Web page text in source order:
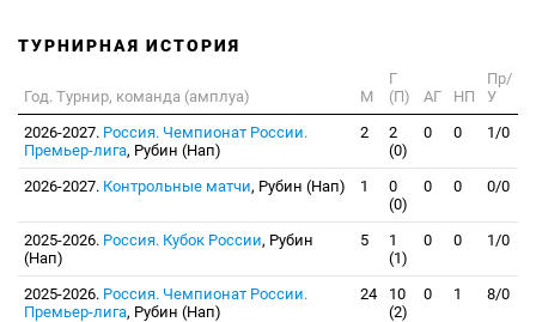
ТУРНИРНАЯ ИСТОРИЯ
Год. Турнир, команда (амплуа) М
Г
(П)
АГ НП
Пр/
У
2026-2027. Россия. Чемпионат России.
Премьер-лига, Рубин (Нап)
2
2
(0)
0 0 1/0
2026-2027. Контрольные матчи, Рубин (Нап) 1
0
(0)
0 0 0/0
2025-2026. Россия. Кубок России, Рубин
(Нап)
5
1
(1)
0 0 1/0
2025-2026. Россия. Чемпионат России.
Премьер-лига, Рубин (Нап)
24
10
(2)
0 1 8/0